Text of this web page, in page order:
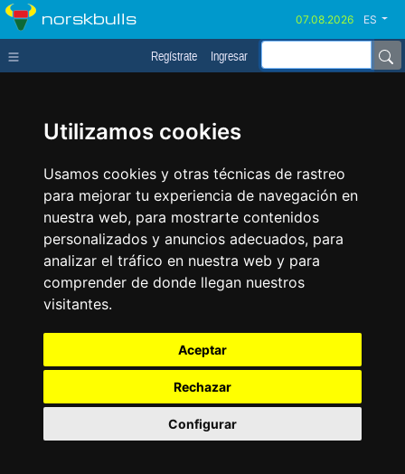
Utilizamos cookies
Usamos cookies y otras técnicas de rastreo
para mejorar tu experiencia de navegación en
nuestra web, para mostrarte contenidos
personalizados y anuncios adecuados, para
analizar el tráfico en nuestra web y para
comprender de donde llegan nuestros
visitantes.
Aceptar
Rechazar
Configurar
norskbulls ES
Regístrate Ingresar